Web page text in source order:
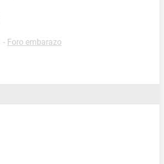
- Foro embarazo